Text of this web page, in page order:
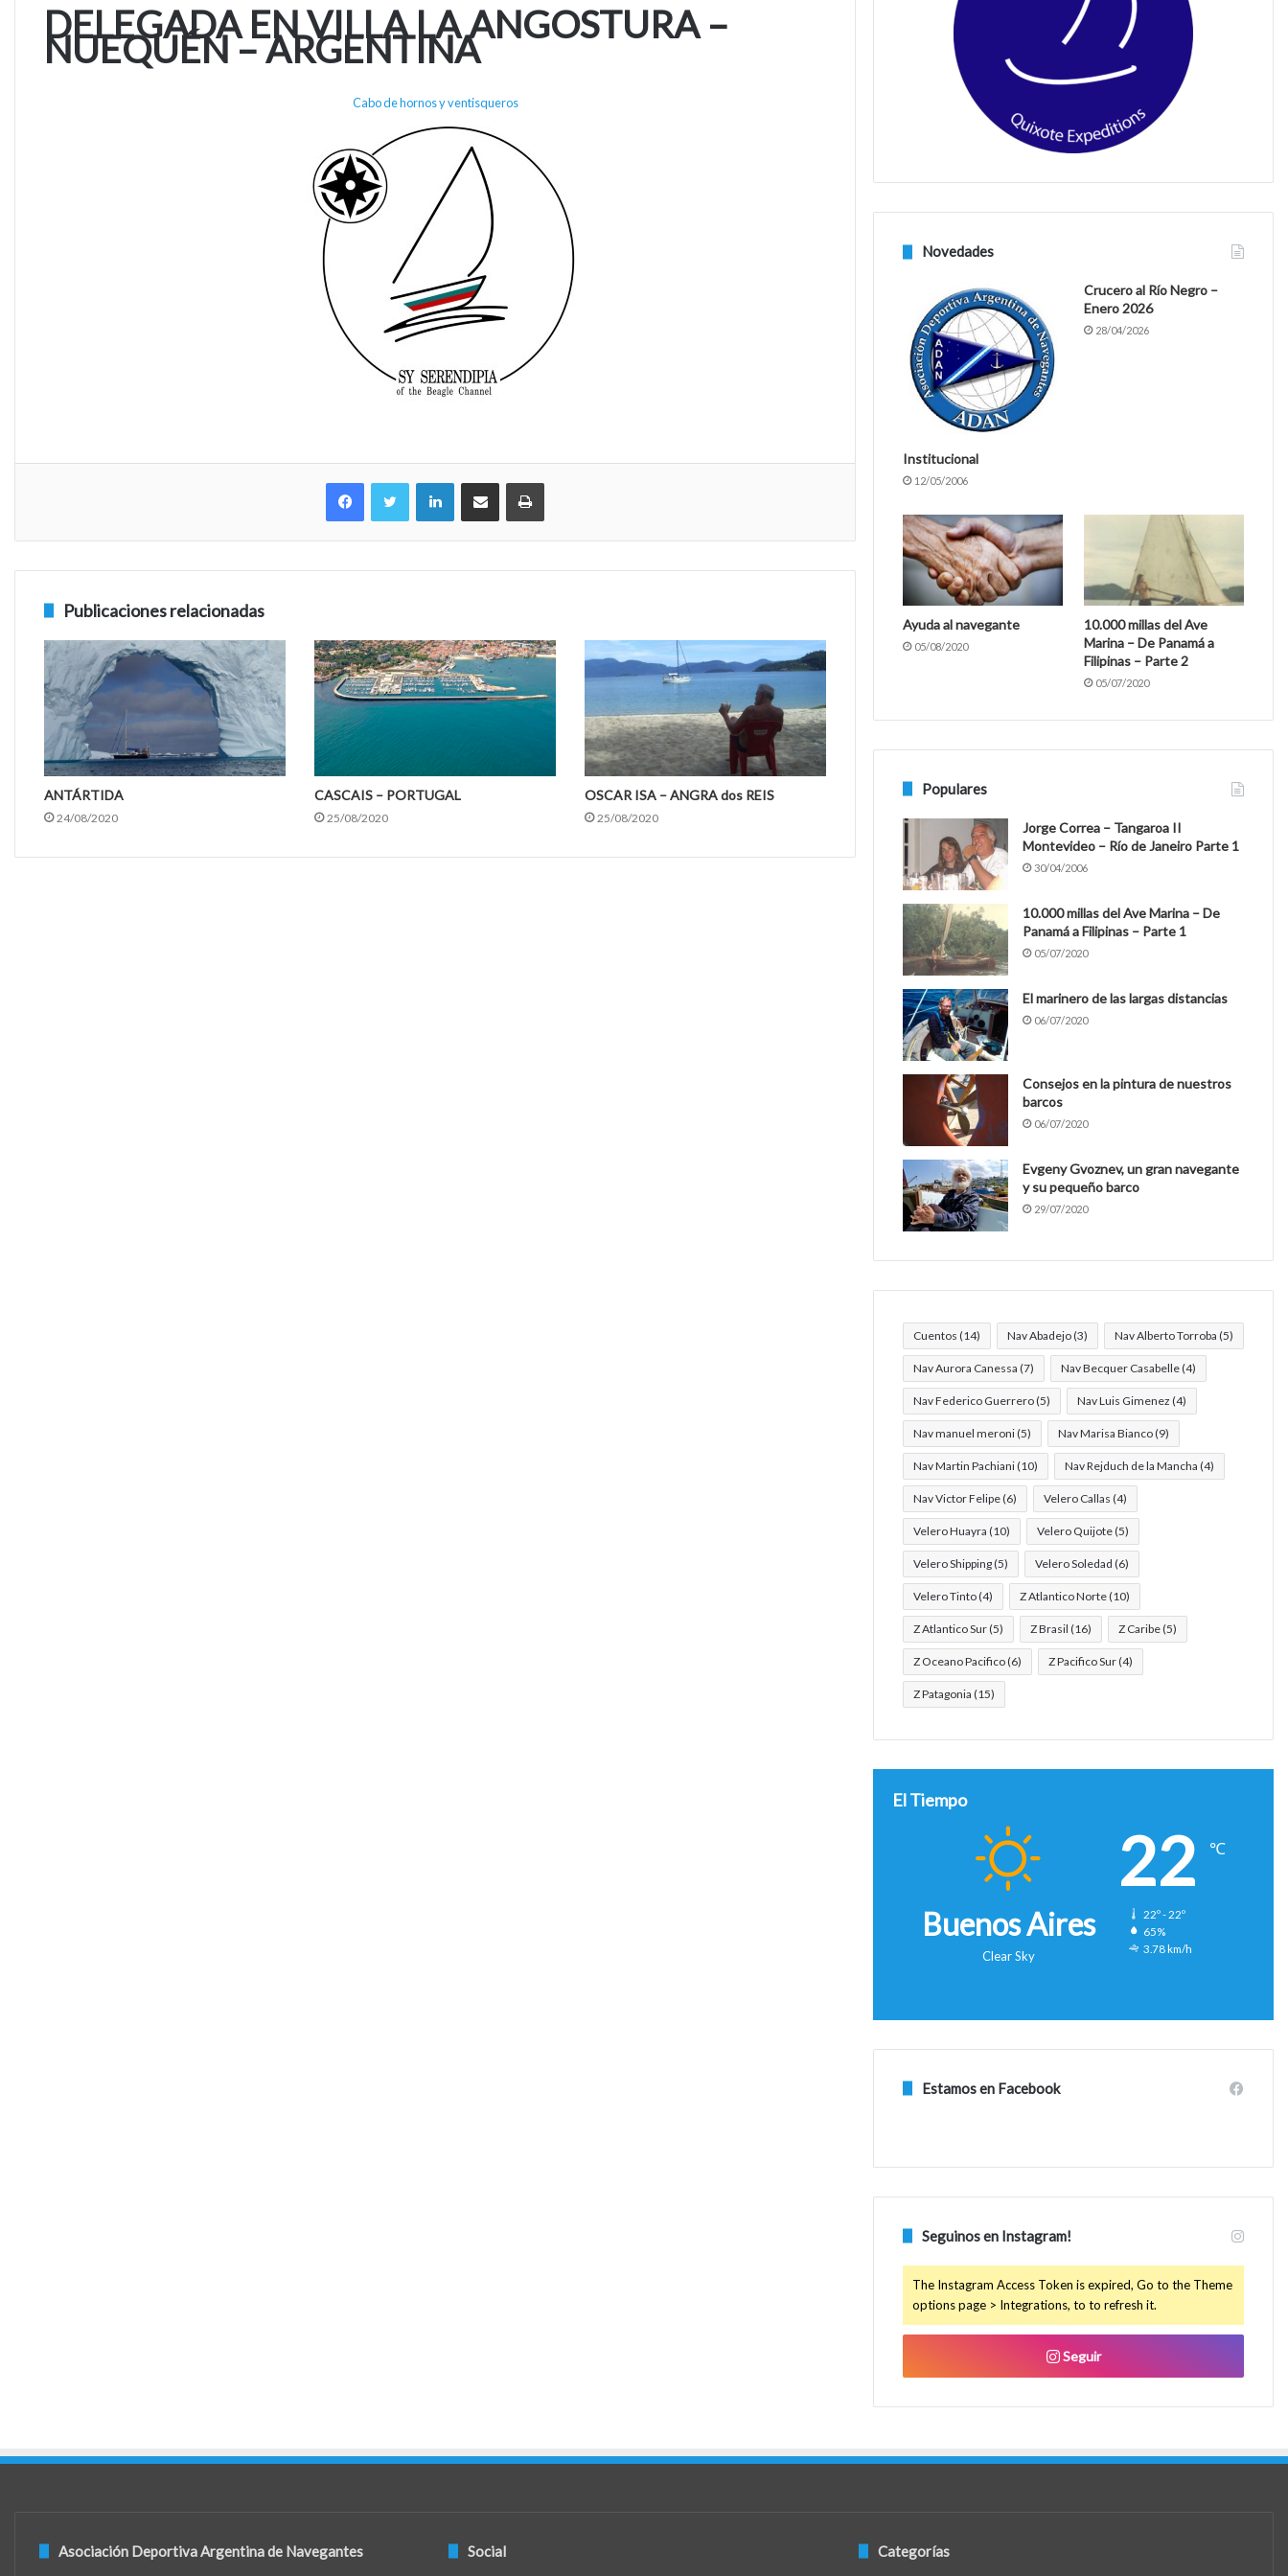
DELEGADA EN VILLA LA ANGOSTURA –
NUEQUÉN – ARGENTINA
Cabo de hornos y ventisqueros
Compartir por correo electrónico
Publicaciones relacionadas
ANTÁRTIDA
24/08/2020
CASCAIS – PORTUGAL
25/08/2020
OSCAR ISA – ANGRA dos REIS
25/08/2020
Novedades
Institucional
12/05/2006
Crucero al Río Negro –
Enero 2026
28/04/2026
Ayuda al navegante
05/08/2020
10.000 millas del Ave
Marina – De Panamá a
Filipinas – Parte 2
05/07/2020
Populares
Jorge Correa – Tangaroa II
Montevideo – Río de Janeiro Parte 1
30/04/2006
10.000 millas del Ave Marina – De
Panamá a Filipinas – Parte 1
05/07/2020
El marinero de las largas distancias
06/07/2020
Consejos en la pintura de nuestros
barcos
06/07/2020
Evgeny Gvoznev, un gran navegante
y su pequeño barco
29/07/2020
Cuentos (14) Nav Abadejo(3) Nav Alberto Torroba (5)
Nav Aurora Canessa (7) Nav Becquer Casabelle(4)
Nav Federico Guerrero(5) Nav Luis Gimenez (4)
Nav manuel meroni(5) Nav Marisa Bianco(9)
Nav Martin Pachiani(10) Nav Rejduch de la Mancha (4)
Nav Victor Felipe(6) Velero Callas (4)
Velero Huayra (10) Velero Quijote(5)
Velero Shipping(5) Velero Soledad (6)
Velero Tinto(4) Z Atlantico Norte(10)
Z Atlantico Sur(5) Z Brasil (16) Z Caribe(5)
Z Oceano Pacifico(6) Z Pacifico Sur(4)
Z Patagonia (15)
El Tiempo
Buenos Aires
Clear Sky
22 ℃
22º - 22º
65%
3.78 km/h
Estamos en Facebook
Seguinos en Instagram!
The Instagram Access Token is expired, Go to the Theme
options page > Integrations, to to refresh it.
Seguir
Asociación Deportiva Argentina de Navegantes Social Categorías